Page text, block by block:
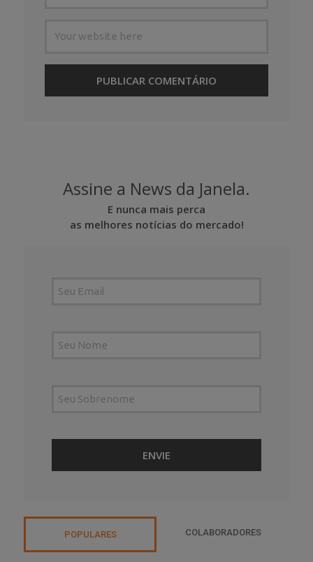
Assine a News da Janela.
E nunca mais perca
as melhores notícias do mercado!
POPULARES COLABORADORES